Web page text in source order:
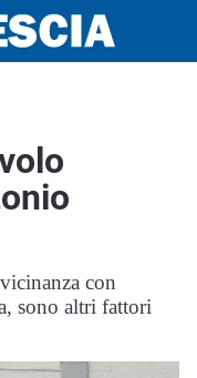
con
sono altri fattori